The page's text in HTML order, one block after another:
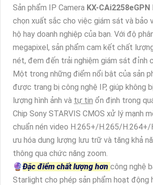
Sản phẩm IP Camera KX-CAi2258eGPN
chọn xuất sắc cho việc giám sát và bảo
hộ hay doanh nghiệp của bạn. Với độ
megapixel, sản phẩm cam kết chất
nét, đem đến trải nghiệm giám sát đỉnh
Một trong những điểm nổi bật của sản
được trang bị công nghệ IP, giúp không
lượng hình ảnh và tự tin ổn định trong
Chip Sony STARVIS CMOS xử lý mạnh
chuẩn nén video H.265+/H.265/H.264+/
ưu hóa dung lượng lưu trữ và tăng khả
thông qua chức năng zoom.
🔮Đặc điểm chất lượng hơn công nghệ
Starlight cho phép sản phẩm hoạt động